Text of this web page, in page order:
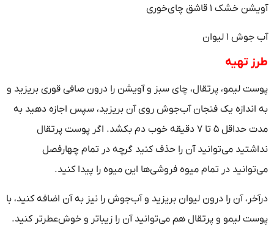
آویشن خشک ۱ قاشق چای‌خوری
آب جوش ۱ لیوان
طرز تهیه
پوست لیمو، پرتقال، چای سبز و آویشن را درون صافی قوری بریزید و
به اندازه یک فنجان آب‌جوش روی آن بریزید، سپس اجازه دهید به
مدت حداقل ۵ تا ۷ دقیقه خوب دم بکشد. اگر پوست پرتقال
نداشتید می‌توانید آن را حذف کنید گرچه در تمام چهارفصل
می‌توانید در تمام میوه فروشی‌ها این میوه را پیدا کنید.
درآخر، آن را درون لیوان بریزید و آب‌جوش را نیز به آن اضافه کنید، با
پوست لیمو و پرتقال هم می‌توانید آن را زیباتر و خوش‌عطرتر کنید.